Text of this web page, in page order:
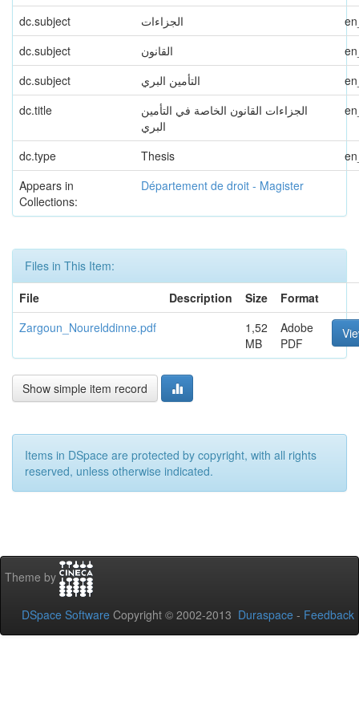
dc.subject الجزاءات
dc.subject
القانون
dc.subject
التأمين البري
dc.title
الجزاءات القانون الخاصة في التأمين
البري
dc.type Thesis
Appears in
Collections:
Département de droit - Magister
Files in This Item:
File
Description Size
Format
Zargoun_Nourelddinne.pdf
1,52
MB
Adobe
PDF
Show simple item record
Items in DSpace are protected by copyright, with all rights
reserved, unless otherwise indicated.
Theme by
DSpace Software Copyright © 2002-2013 Duraspace - Feedback